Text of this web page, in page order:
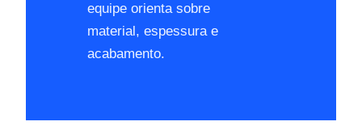
equipe orienta sobre
material, espessura e
acabamento.